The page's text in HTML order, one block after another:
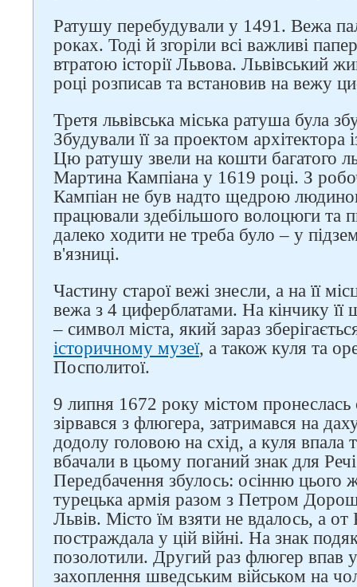
Ратушу перебудували у 1491. Вежа
роках. Тоді й згоріли всі важливі
втратою історії Львова. Львівський
році розписав та встановив на вежу
Третя львівська міська ратуша була
Збудували її за проектом
Цю ратушу звели на кошти багатого
Мартина Кампіана у 1619 році. З
Кампіан не був надто щедрою
працювали здебільшого волоцюги та
далеко ходити не треба було – у
в'язниці.
Частину старої вежі знесли, а на її
вежа з 4 циферблатами. На кінчику її
– символ міста, який зараз
історичному музеї, а також куля та
Посполитої.
9 липня 1672 року містом
зірвався з флюгера, затримався на
додолу головою на схід, а куля впала
вбачали в цьому поганий знак для
Передбачення збулось: осінню цього
турецька армія разом з Петром
Львів. Місто їм взяти не вдалось, а
постраждала у цій війні. На знак
позолотили. Другий раз флюгер впав
захоплення шведським військом на